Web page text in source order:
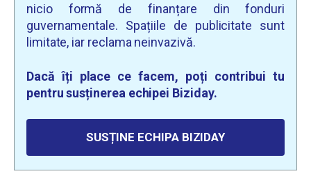
nicio formă de finanțare din fonduri
guvernamentale. Spațiile de publicitate sunt
limitate, iar reclama neinvazivă.
Dacă îți place ce facem, poți contribui tu
pentru susținerea echipei Biziday.
SUSȚINE ECHIPA BIZIDAY